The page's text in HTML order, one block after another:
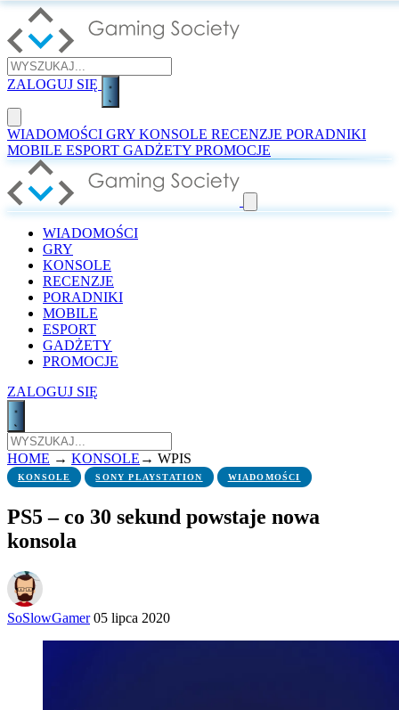
ZALOGUJ SIĘ
WIADOMOŚCI GRY KONSOLE RECENZJE PORADNIKI
MOBILE ESPORT GADŻETY PROMOCJE
WIADOMOŚCI
GRY
KONSOLE
RECENZJE
PORADNIKI
MOBILE
ESPORT
GADŻETY
PROMOCJE
ZALOGUJ SIĘ
HOME → KONSOLE → WPIS
KONSOLE SONY PLAYSTATION WIADOMOŚCI
PS5 – co 30 sekund powstaje nowa
konsola
SoSlowGamer 05 lipca 2020